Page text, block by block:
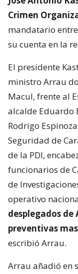
Crimen
mandatario
su cuenta en la
El presidente
ministro Arrau
Macul, frente al
alcalde Eduardo
Rodrigo
Seguridad de
de la PDI,
funcionarios de
de
operativo
desplegados
preventivas
escribió Arrau.
Arrau añadió en